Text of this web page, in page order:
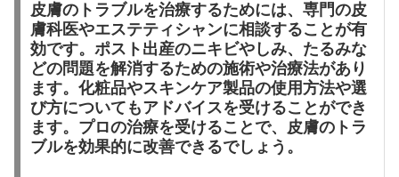
皮膚のトラブルを治療するためには、専門の皮
膚科医やエステティシャンに相談することが有
効です。ポスト出産のニキビやしみ、たるみな
どの問題を解消するための施術や治療法があり
ます。化粧品やスキンケア製品の使用方法や選
び方についてもアドバイスを受けることができ
ます。プロの治療を受けることで、皮膚のトラ
ブルを効果的に改善できるでしょう。